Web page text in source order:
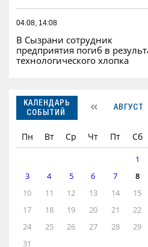
04.08, 14:08
В Сызрани сотрудник
предприятия погиб в
технологического хлопка
КАЛЕНДАРЬ
СОБЫТИЙ
АВГУСТ
Пн Вт Ср Чт Пт Сб
1
3
4 5 6 7 8
10
11 12 13 14 15
17
18 19 20 21 22
24
25 26 27 28 29
31